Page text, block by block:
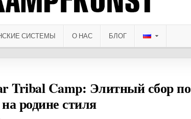
СИСТЕМЫ О НАС БЛОГ
Tribal Camp: Элитный сбор по
родине стиля